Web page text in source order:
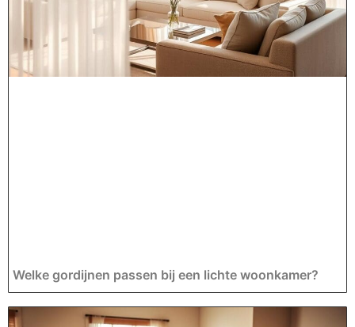
Welke gordijnen passen bij een lichte woonkamer?